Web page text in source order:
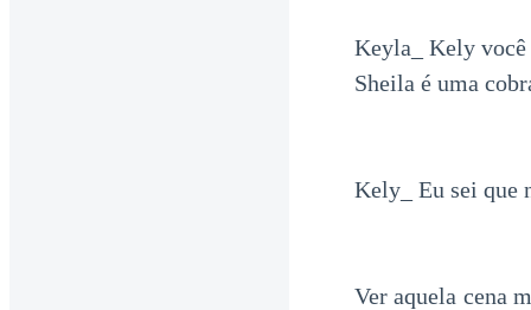
Keyla_ Kely você
Sheila é uma
Kely_ Eu sei que
Ver aquela cena